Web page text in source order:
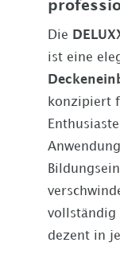
Die
ist eine
konzipiert
vollständig
dezent in